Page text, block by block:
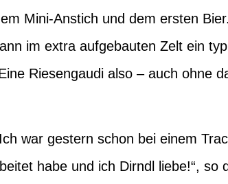
Mini-Anstich und dem ersten
im extra aufgebauten Zelt ein
Riesengaudi also – auch ohne
war gestern schon bei einem
habe und ich Dirndl liebe!“,